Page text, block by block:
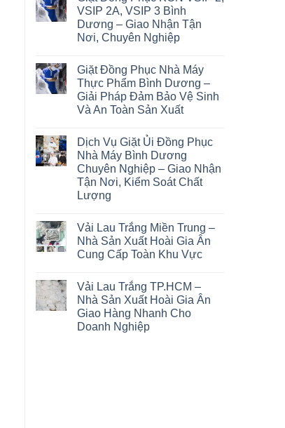
VSIP 2A, VSIP 3 Bình
Dương – Giao Nhận Tận
Nơi, Chuyên Nghiệp
Giặt Đồng Phục Nhà Máy
Thực Phẩm Bình Dương –
Giải Pháp Đảm Bảo Vệ Sinh
Và An Toàn Sản Xuất
Dịch Vụ Giặt Ủi Đồng Phục
Nhà Máy Bình Dương
Chuyên Nghiệp – Giao Nhận
Tận Nơi, Kiểm Soát Chất
Lượng
Vải Lau Trắng Miền Trung –
Nhà Sản Xuất Hoài Gia Ân
Cung Cấp Toàn Khu Vực
Vải Lau Trắng TP.HCM –
Nhà Sản Xuất Hoài Gia Ân
Giao Hàng Nhanh Cho
Doanh Nghiệp